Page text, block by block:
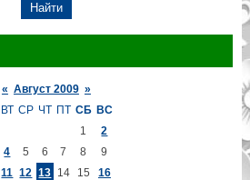
« Август 2009 »
ВТ СР ЧТ ПТ СБ ВС
1
2
4 5 6 7 8
9
11 12 13 14 15
16